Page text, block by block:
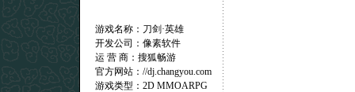
游戏名称：刀剑·英雄
开发公司：像素软件
运 营 商：搜狐畅游
官方网站：//dj.changyou.com
游戏类型：2D MMOARPG